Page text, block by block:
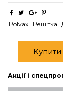
Polvax Решітка
Купити
Акції і